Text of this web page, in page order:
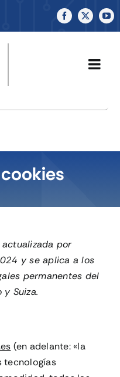
por
y se aplica a los
permanentes del
y Suiza.
(en adelante: «la
tecnologías